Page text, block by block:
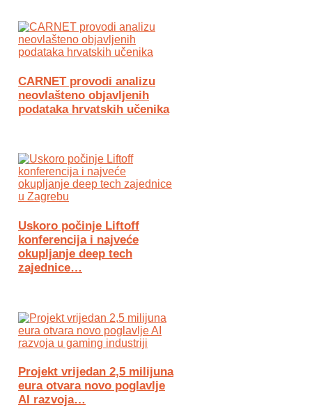
CARNET provodi analizu
neovlašteno objavljenih
podataka hrvatskih učenika
Uskoro počinje Liftoff
konferencija i najveće
okupljanje deep tech
zajednice…
Projekt vrijedan 2,5 milijuna
eura otvara novo poglavlje
AI razvoja…